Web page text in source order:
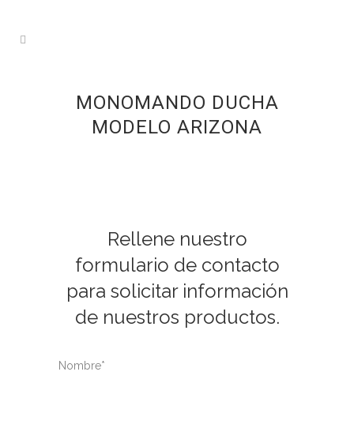
MONOMANDO DUCHA
MODELO ARIZONA
Rellene nuestro
formulario de contacto
para solicitar información
de nuestros productos.
Nombre*